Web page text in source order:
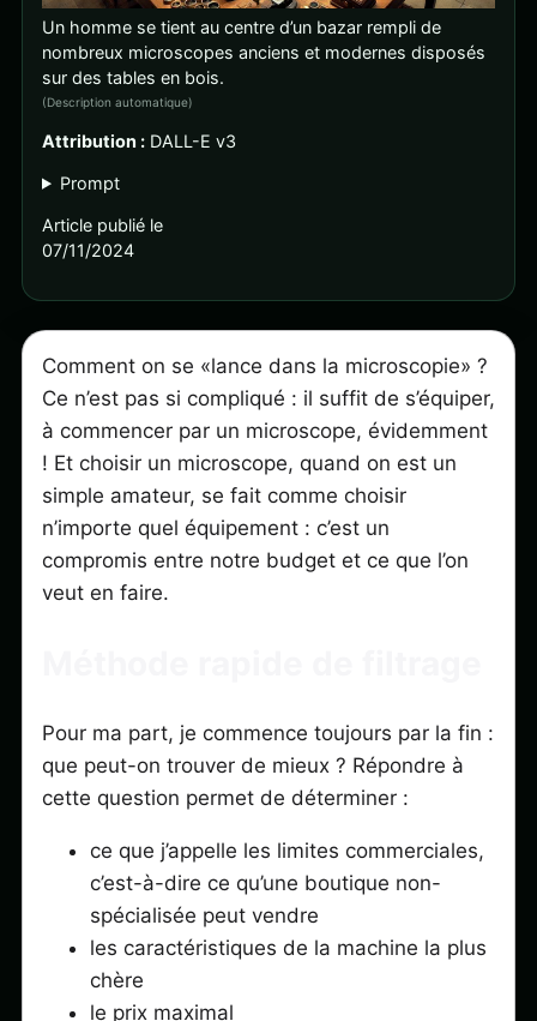
Un homme se tient au centre d’un bazar rempli de
nombreux microscopes anciens et modernes disposés
sur des tables en bois.
(Description automatique)
Attribution :DALL-E v3
Prompt
Article publié le
07/11/2024
Comment on se «lance dans la microscopie» ?
Ce n’est pas si compliqué : il suffit de s’équiper,
à commencer par un microscope, évidemment
! Et choisir un microscope, quand on est un
simple amateur, se fait comme choisir
n’importe quel équipement : c’est un
compromis entre notre budget et ce que l’on
veut en faire.
Pour ma part, je commence toujours par la fin :
que peut-on trouver de mieux ? Répondre à
cette question permet de déterminer :
ce que j’appelle les limites commerciales,
c’est-à-dire ce qu’une boutique non-
spécialisée peut vendre
les caractéristiques de la machine la plus
chère
le prix maximal